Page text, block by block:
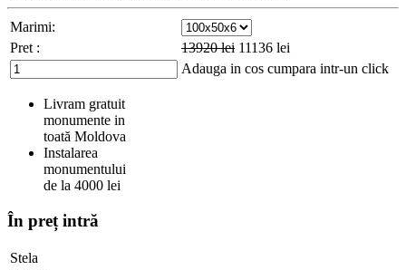
Marimi:
Pret :
13920lei 11136 lei
Adauga in cos cumpara intr-un click
Livram gratuit
monumente in
toată Moldova
Instalarea
monumentului
de la 4000 lei
În preț intră
Stela